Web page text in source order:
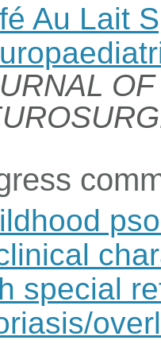
Au Lait
special